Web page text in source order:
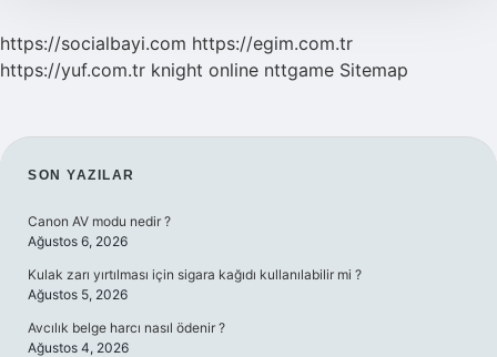
https://socialbayi.com https://egim.com.tr
https://yuf.com.tr knight online nttgame Sitemap
SIDEBAR
SON YAZILAR
Canon AV modu nedir ?
Ağustos 6, 2026
Kulak zarı yırtılması için sigara kağıdı kullanılabilir mi ?
Ağustos 5, 2026
Avcılık belge harcı nasıl ödenir ?
Ağustos 4, 2026